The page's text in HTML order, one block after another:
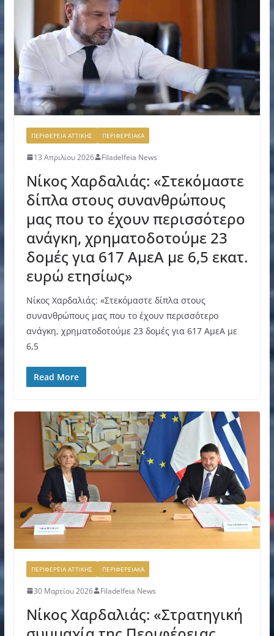
ΠΕΡΙΦΕΡΕΙΑ ΑΤΤΙΚΗΣ ΠΕΡΙΦΕΡΕΙΑΚΑ
13 Απριλίου 2026 Filadelfeia News
Νίκος Χαρδαλιάς: «Στεκόμαστε
δίπλα στους συνανθρώπους
μας που το έχουν περισσότερο
ανάγκη, χρηματοδοτούμε 23
δομές για 617 ΑμεΑ με 6,5 εκατ.
ευρώ ετησίως»
Νίκος Χαρδαλιάς: «Στεκόμαστε δίπλα στους
συνανθρώπους μας που το έχουν περισσότερο
ανάγκη, χρηματοδοτούμε 23 δομές για 617 ΑμεΑ με
6,5
Read More
ΠΕΡΙΦΕΡΕΙΑ ΑΤΤΙΚΗΣ ΠΕΡΙΦΕΡΕΙΑΚΑ
30 Μαρτίου 2026 Filadelfeia News
Νίκος Χαρδαλιάς: «Στρατηγική